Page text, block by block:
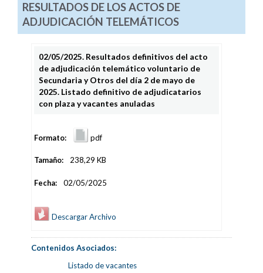
RESULTADOS DE LOS ACTOS DE
ADJUDICACIÓN TELEMÁTICOS
02/05/2025. Resultados definitivos del acto
de adjudicación telemático voluntario de
Secundaria y Otros del día 2 de mayo de
2025. Listado definitivo de adjudicatarios
con plaza y vacantes anuladas
Formato: pdf
Tamaño: 238,29 KB
Fecha: 02/05/2025
Descargar Archivo
Contenidos Asociados:
Listado de vacantes